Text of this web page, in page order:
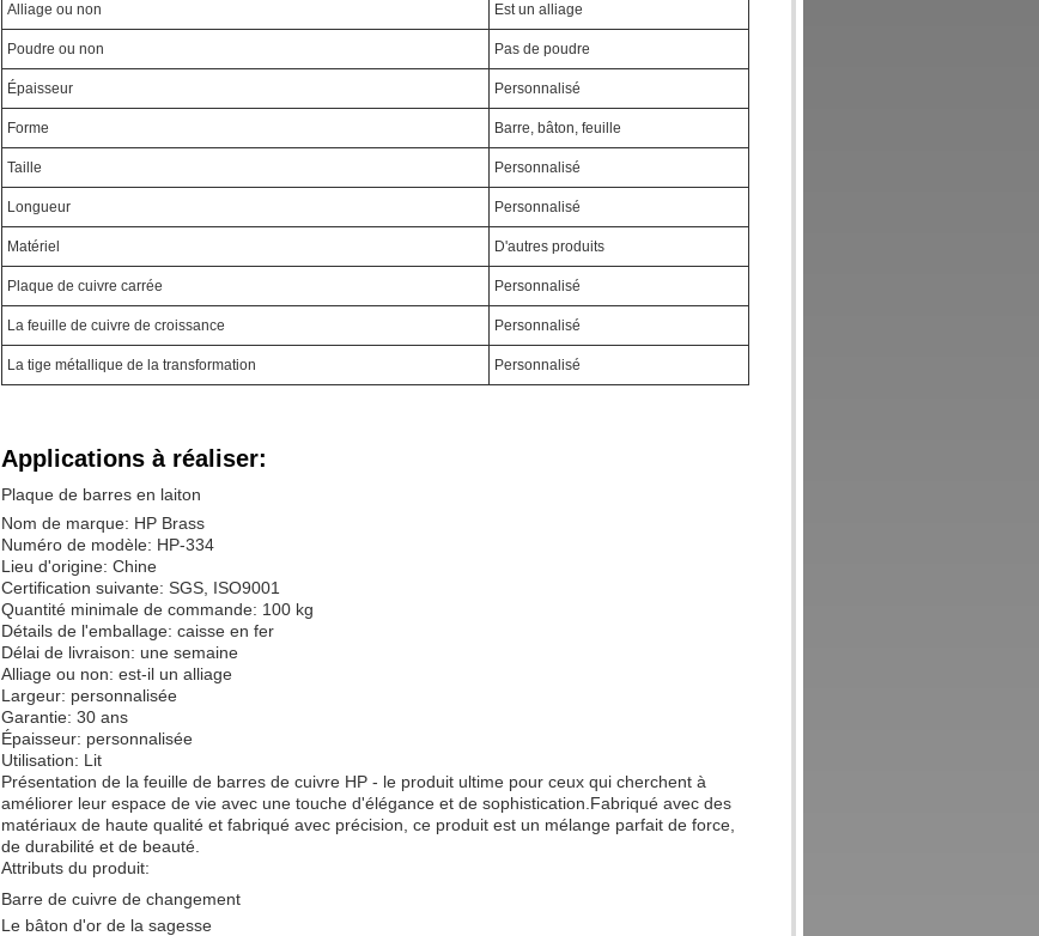
Alliage ou non Est un alliage
Poudre ou non Pas de poudre
Épaisseur Personnalisé
Forme Barre, bâton, feuille
Taille Personnalisé
Longueur Personnalisé
Matériel D'autres produits
Plaque de cuivre carrée Personnalisé
La feuille de cuivre de croissance Personnalisé
La tige métallique de la transformation Personnalisé
Applications à réaliser:
Plaque de barres en laiton
Nom de marque: HP Brass
Numéro de modèle: HP-334
Lieu d'origine: Chine
Certification suivante: SGS, ISO9001
Quantité minimale de commande: 100 kg
Détails de l'emballage: caisse en fer
Délai de livraison: une semaine
Alliage ou non: est-il un alliage
Largeur: personnalisée
Garantie: 30 ans
Épaisseur: personnalisée
Utilisation: Lit
Présentation de la feuille de barres de cuivre HP - le produit ultime pour ceux qui cherchent à
améliorer leur espace de vie avec une touche d'élégance et de sophistication.Fabriqué avec des
matériaux de haute qualité et fabriqué avec précision, ce produit est un mélange parfait de force,
de durabilité et de beauté.
Attributs du produit:
Barre de cuivre de changement
Le bâton d'or de la sagesse